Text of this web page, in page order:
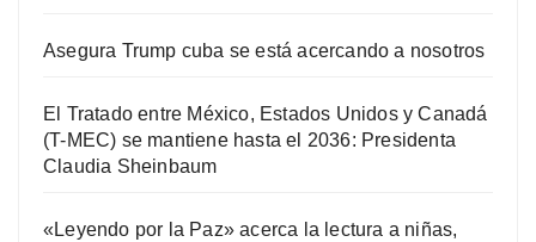
Asegura Trump cuba se está acercando a nosotros
El Tratado entre México, Estados Unidos y Canadá
(T-MEC) se mantiene hasta el 2036: Presidenta
Claudia Sheinbaum
«Leyendo por la Paz» acerca la lectura a niñas,